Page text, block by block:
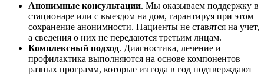
Анонимные консультации. Мы оказываем поддержку в
стационаре или с выездом на дом, гарантируя при этом
сохранение анонимности. Пациенты не ставятся на учет,
а сведения о них не передаются третьим лицам.
Комплексный подход. Диагностика, лечение и
профилактика выполняются на основе компонентов
разных программ, которые из года в год подтверждают